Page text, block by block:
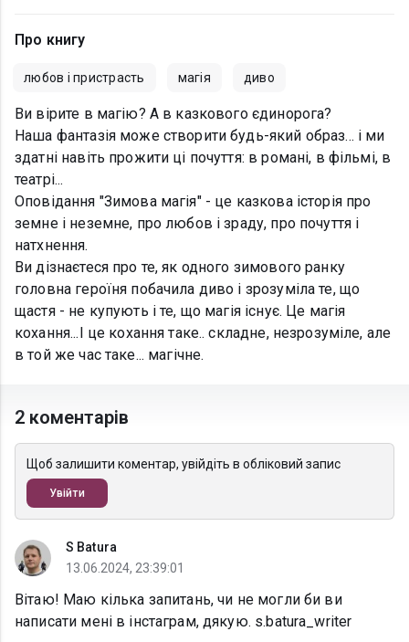
Про книгу
любов і пристрасть магія диво
Ви вірите в магію? А в казкового єдинорога?
Наша фантазія може створити будь-який образ... і ми
здатні навіть прожити ці почуття: в романі, в фільмі, в
театрі...
Оповідання "Зимова магія" - це казкова історія про
земне і неземне, про любов і зраду, про почуття і
натхнення.
Ви дізнаєтеся про те, як одного зимового ранку
головна героїня побачила диво і зрозуміла те, що
щастя - не купують і те, що магія існує. Це магія
кохання...І це кохання таке.. складне, незрозуміле, але
в той же час таке... магічне.
2 коментарів
Щоб залишити коментар, увійдіть в обліковий запис
Увійти
S Batura
13.06.2024, 23:39:01
Вітаю! Маю кілька запитань, чи не могли би ви
написати мені в інстаграм, дякую. s.batura_writer